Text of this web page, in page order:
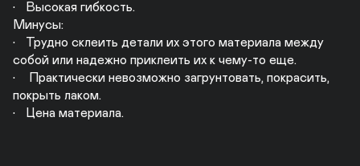
•	Высокая гибкость.
Минусы:
•	Трудно склеить детали их этого материала между
собой или надежно приклеить их к чему-то еще.
•	 Практически невозможно загрунтовать, покрасить,
покрыть лаком.